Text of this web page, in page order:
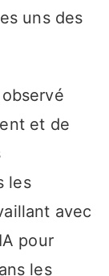
uns des
et de
les
avec
pour
les